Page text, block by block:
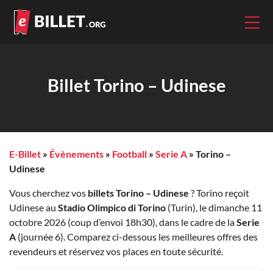
Billet Torino – Udinese
E-Billet » Évènements » Football » Serie A » Torino –
Udinese
Vous cherchez vos billets Torino – Udinese ? Torino reçoit
Udinese au Stadio Olimpico di Torino (Turin), le dimanche 11
octobre 2026 (coup d’envoi 18h30), dans le cadre de laSerie
A (journée 6). Comparez ci-dessous les meilleures offres des
revendeurs et réservez vos places en toute sécurité.